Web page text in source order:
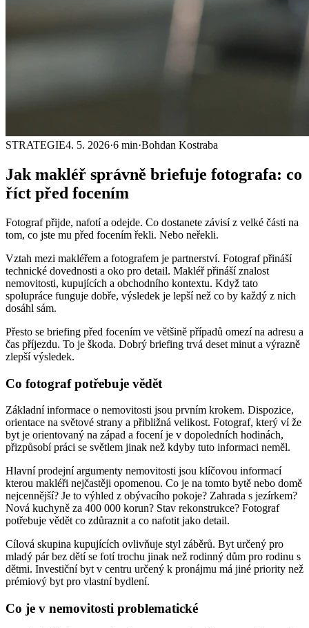
STRATEGIE4. 5. 2026·6 min·Bohdan Kostraba
Jak makléř správně briefuje fotografa: co
říct před focením
Fotograf přijde, nafotí a odejde. Co dostanete závisí z velké části na
tom, co jste mu před focením řekli. Nebo neřekli.
Vztah mezi makléřem a fotografem je partnerství. Fotograf přináší
technické dovednosti a oko pro detail. Makléř přináší znalost
nemovitosti, kupujících a obchodního kontextu. Když tato
spolupráce funguje dobře, výsledek je lepší než co by každý z nich
dosáhl sám.
Přesto se briefing před focením ve většině případů omezí na adresu a
čas příjezdu. To je škoda. Dobrý briefing trvá deset minut a výrazně
zlepší výsledek.
Co fotograf potřebuje vědět
Základní informace o nemovitosti jsou prvním krokem. Dispozice,
orientace na světové strany a přibližná velikost. Fotograf, který ví že
byt je orientovaný na západ a focení je v dopoledních hodinách,
přizpůsobí práci se světlem jinak než kdyby tuto informaci neměl.
Hlavní prodejní argumenty nemovitosti jsou klíčovou informací
kterou makléři nejčastěji opomenou. Co je na tomto bytě nebo domě
nejcennější? Je to výhled z obývacího pokoje? Zahrada s jezírkem?
Nová kuchyně za 400 000 korun? Stav rekonstrukce? Fotograf
potřebuje vědět co zdůraznit a co nafotit jako detail.
Cílová skupina kupujících ovlivňuje styl záběrů. Byt určený pro
mladý pár bez dětí se fotí trochu jinak než rodinný dům pro rodinu s
dětmi. Investiční byt v centru určený k pronájmu má jiné priority než
prémiový byt pro vlastní bydlení.
Co je v nemovitosti problematické